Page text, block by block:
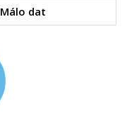
Málo dat